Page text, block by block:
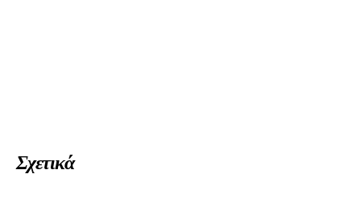
Σχετικά